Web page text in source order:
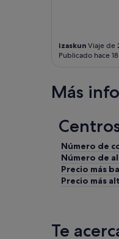
izaskun Viaje de
Publicado hace
Más
Número de
Número de
Precio más
Precio más
Te